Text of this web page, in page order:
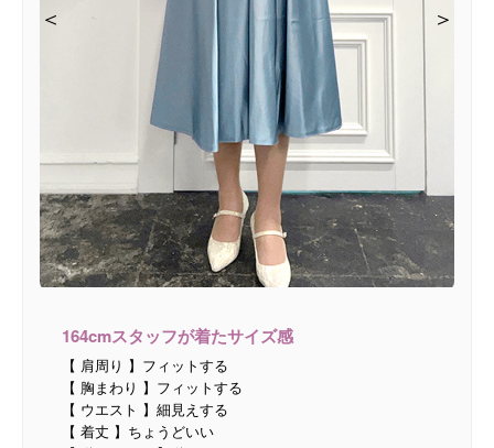
＜ ＞
＜ ＞
＜ ＞
＜ ＞
＜ ＞
＜ ＞
＜ ＞
164cmスタッフが着たサイズ感
【 肩周り 】フィットする
【 胸まわり 】フィットする
【 ウエスト 】細見えする
【 着丈 】ちょうどいい